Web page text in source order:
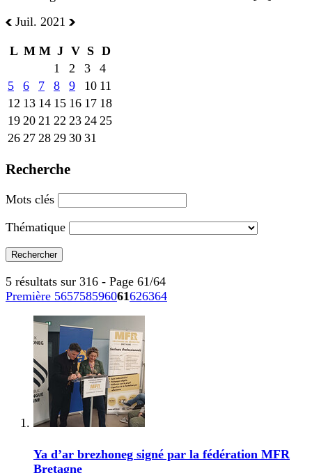
Juil. 2021
L M M J V S D
1
2 3
4
5
6 7 8 9 10 11
12 13 14 15 16 17 18
19 20 21 22 23 24 25
26 27 28 29 30 31
Recherche
Mots clés
Thématique
5 résultats sur 316 - Page 61/64
Première 565758596061626364
Ya d’ar brezhoneg signé par la fédération MFR
Bretagne